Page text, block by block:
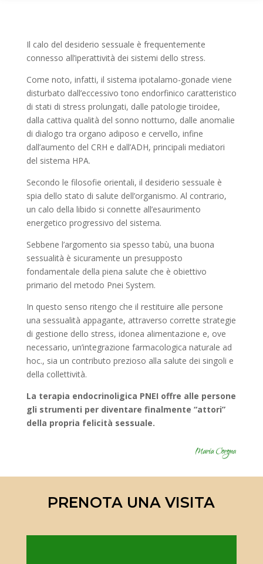
Il calo del desiderio sessuale è frequentemente
connesso all’iperattività dei sistemi dello stress.
Come noto, infatti, il sistema ipotalamo-gonade viene
disturbato dall’eccessivo tono endorfinico caratteristico
di stati di stress prolungati, dalle patologie tiroidee,
dalla cattiva qualità del sonno notturno, dalle anomalie
di dialogo tra organo adiposo e cervello, infine
dall’aumento del CRH e dall’ADH, principali mediatori
del sistema HPA.
Secondo le filosofie orientali, il desiderio sessuale è
spia dello stato di salute dell’organismo. Al contrario,
un calo della libido si connette all’esaurimento
energetico progressivo del sistema.
Sebbene l’argomento sia spesso tabù, una buona
sessualità è sicuramente un presupposto
fondamentale della piena salute che è obiettivo
primario del metodo Pnei System.
In questo senso ritengo che il restituire alle persone
una sessualità appagante, attraverso corrette strategie
di gestione dello stress, idonea alimentazione e, ove
necessario, un’integrazione farmacologica naturale ad
hoc., sia un contributo prezioso alla salute dei singoli e
della collettività.
La terapia endocrinoligica PNEI offre alle persone
gli strumenti per diventare finalmente “attori”
della propria felicità sessuale.
PRENOTA UNA VISITA